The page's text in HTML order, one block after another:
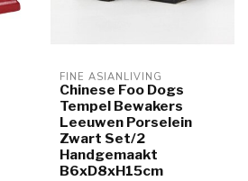
FINE ASIANLIVING
Chinese Foo Dogs
Tempel Bewakers
Leeuwen Porselein
Zwart Set/2
Handgemaakt
B6xD8xH15cm